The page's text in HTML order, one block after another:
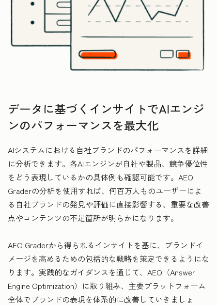
データに基づくインサイトでAIエンジ
ンのパフォーマンスを最大化
AIシステムにおける自社ブランドのパフォーマンスを詳細
に分析できます。各AIエンジンが自社や製品、競争優位性
をどう表現しているかの具体例も確認可能です。AEO
Graderの分析を使用すれば、何百万人ものユーザーによ
る自社ブランドの発見や評価に直接影響する、重要な改善
点やコンテンツの不足箇所が明らかになります。
AEO Graderから得られるインサイトを基に、ブランドイ
メージを高めるための包括的な戦略を策定できるようにな
ります。実践的なガイダンスを通じて、AEO（Answer
Engine Optimization）に取り組み、主要プラットフォーム
全体でブランドの表現を体系的に改善していきましょ